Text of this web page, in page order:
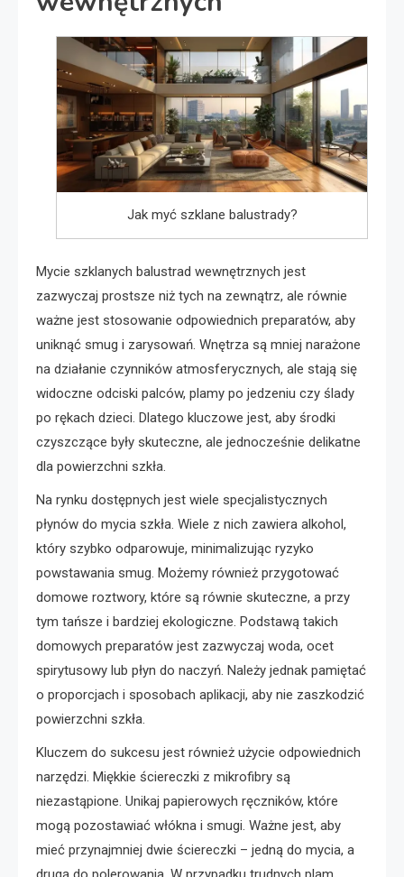
Jak myć szklane balustrady?
Mycie szklanych balustrad wewnętrznych jest
zazwyczaj prostsze niż tych na zewnątrz, ale równie
ważne jest stosowanie odpowiednich preparatów, aby
uniknąć smug i zarysowań. Wnętrza są mniej narażone
na działanie czynników atmosferycznych, ale stają się
widoczne odciski palców, plamy po jedzeniu czy ślady
po rękach dzieci. Dlatego kluczowe jest, aby środki
czyszczące były skuteczne, ale jednocześnie delikatne
dla powierzchni szkła.
Na rynku dostępnych jest wiele specjalistycznych
płynów do mycia szkła. Wiele z nich zawiera alkohol,
który szybko odparowuje, minimalizując ryzyko
powstawania smug. Możemy również przygotować
domowe roztwory, które są równie skuteczne, a przy
tym tańsze i bardziej ekologiczne. Podstawą takich
domowych preparatów jest zazwyczaj woda, ocet
spirytusowy lub płyn do naczyń. Należy jednak pamiętać
o proporcjach i sposobach aplikacji, aby nie zaszkodzić
powierzchni szkła.
Kluczem do sukcesu jest również użycie odpowiednich
narzędzi. Miękkie ściereczki z mikrofibry są
niezastąpione. Unikaj papierowych ręczników, które
mogą pozostawiać włókna i smugi. Ważne jest, aby
mieć przynajmniej dwie ściereczki – jedną do mycia, a